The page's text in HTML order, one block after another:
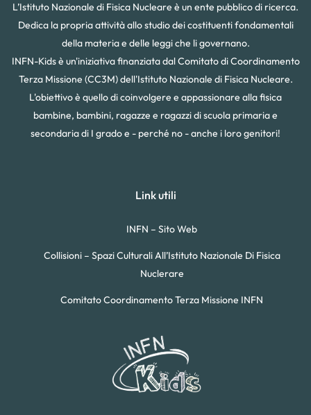
L’Istituto Nazionale di Fisica Nucleare è un ente pubblico di ricerca.
Dedica la propria attività allo studio dei costituenti fondamentali
della materia e delle leggi che li governano.
INFN-Kids è un'iniziativa finanziata dal Comitato di Coordinamento
Terza Missione (CC3M) dell'Istituto Nazionale di Fisica Nucleare.
L'obiettivo è quello di coinvolgere e appassionare alla fisica
bambine, bambini, ragazze e ragazzi di scuola primaria e
secondaria di I grado e - perché no - anche i loro genitori!
Link utili
INFN – Sito Web
Collisioni – Spazi Culturali All’Istituto Nazionale Di Fisica
Nuclerare
Comitato Coordinamento Terza Missione INFN